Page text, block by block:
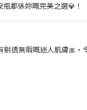
都係妳嘅完美之選💎！
透無瑕嘅迷人肌膚🎀，